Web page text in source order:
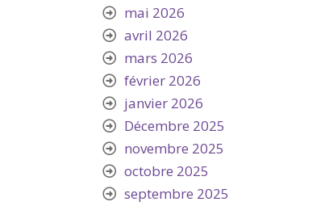
mai 2026
avril 2026
mars 2026
février 2026
janvier 2026
Décembre 2025
novembre 2025
octobre 2025
septembre 2025